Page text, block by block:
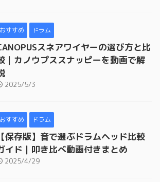
おすすめ ドラム
スネアワイヤーの選び方と比
｜カノウプススナッピーを動画で解
2025/5/3
おすすめ ドラム
【保存版】音で選ぶドラムヘッド比較
イド｜叩き比べ動画付きまとめ
2025/4/29